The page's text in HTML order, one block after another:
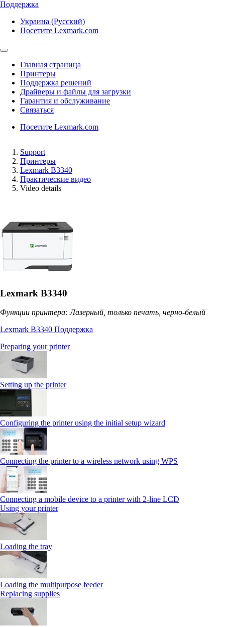
Поддержка
Украина (Русский)
Посетите Lexmark.com
Главная страница
Принтеры
Поддержка решений
Драйверы и файлы для загрузки
Гарантия и обслуживание
Связаться
Посетите Lexmark.com
Support
Принтеры
Lexmark B3340
Практические видео
Video details
Lexmark B3340
Функции принтера: Лазерный, только печать, черно-белый
Lexmark B3340 Поддержка
Preparing your printer
Setting up the printer
Configuring the printer using the initial setup wizard
Connecting the printer to a wireless network using WPS
Connecting a mobile device to a printer with 2‑line LCD
Using your printer
Loading the tray
Loading the multipurpose feeder
Replacing supplies